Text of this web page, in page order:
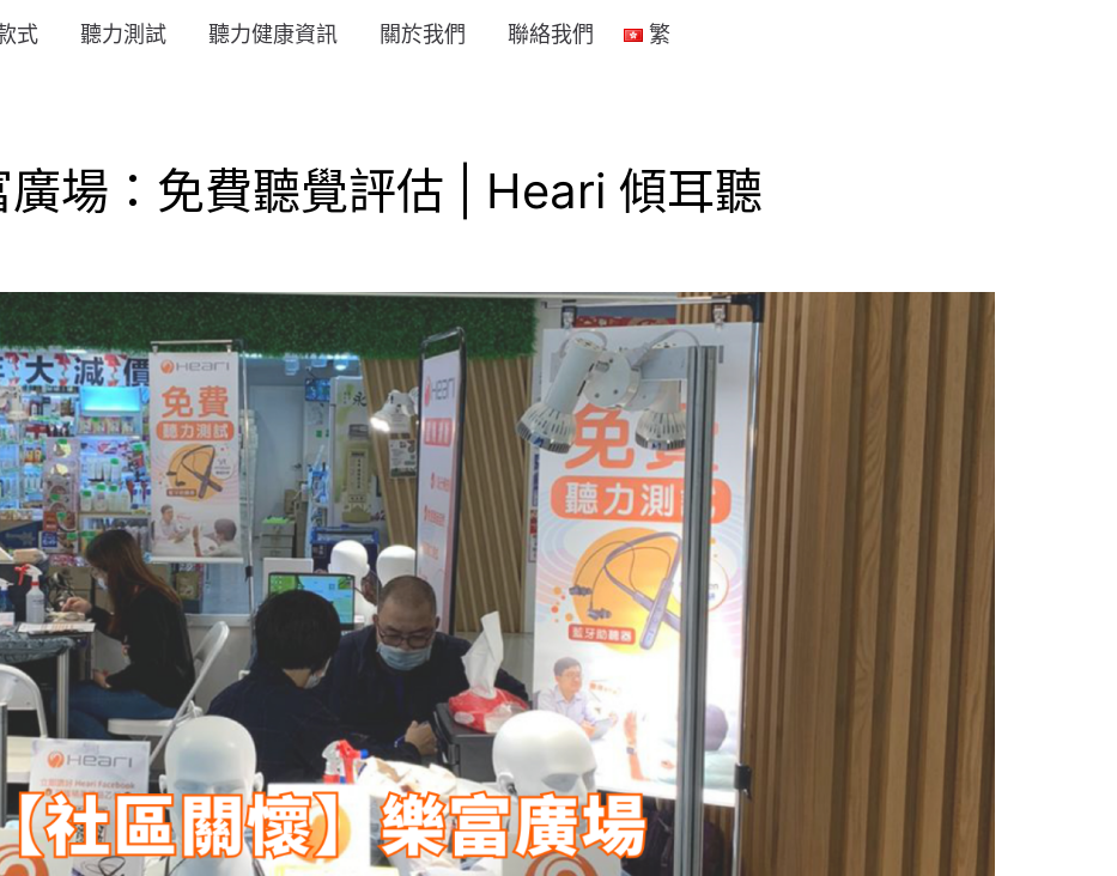
式 聽力測試 聽力健康資訊 關於我們 聯絡我們 繁
廣場：免費聽覺評估 | Heari 傾耳聽